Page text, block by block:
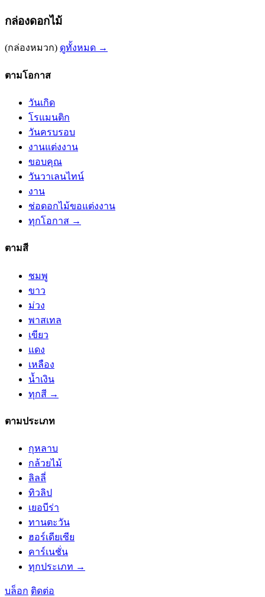
กล่องดอกไม้
(กล่องหมวก) ดูทั้งหมด →
ตามโอกาส
วันเกิด
โรแมนติก
วันครบรอบ
งานแต่งงาน
ขอบคุณ
วันวาเลนไทน์
งาน
ช่อดอกไม้ขอแต่งงาน
ทุกโอกาส →
ตามสี
ชมพู
ขาว
ม่วง
พาสเทล
เขียว
แดง
เหลือง
น้ำเงิน
ทุกสี →
ตามประเภท
กุหลาบ
กล้วยไม้
ลิลลี่
ทิวลิป
เยอบีร่า
ทานตะวัน
ฮอร์เดียเซีย
คาร์เนชั่น
ทุกประเภท →
บล็อก ติดต่อ